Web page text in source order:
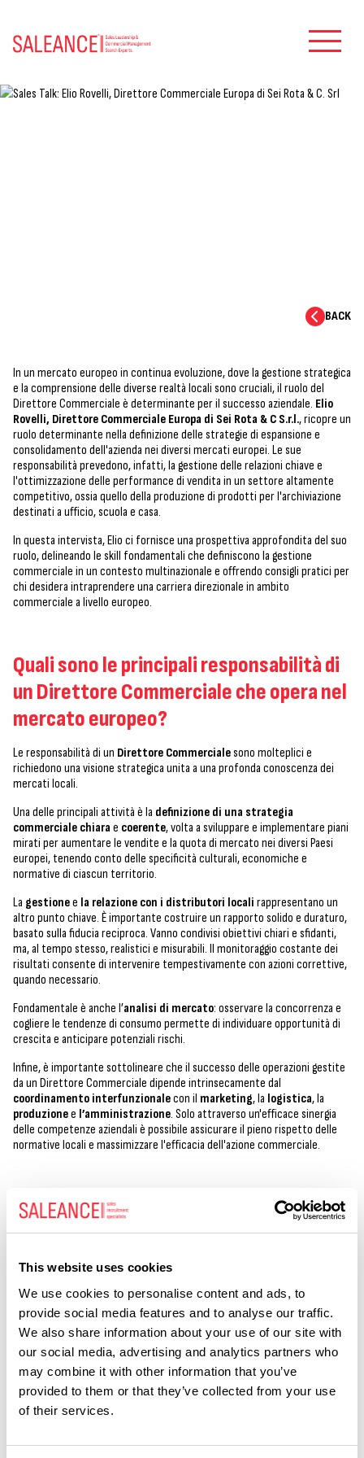
This website uses cookies
We use cookies to personalise content and ads, to
provide social media features and to analyse our traffic.
We also share information about your use of our site with
our social media, advertising and analytics partners who
may combine it with other information that you’ve
provided to them or that they’ve collected from your use
of their services.
BACK
In un mercato europeo in continua evoluzione, dove la gestione strategica
e la comprensione delle diverse realtà locali sono cruciali, il ruolo del
Direttore Commerciale è determinante per il successo aziendale. Elio
Rovelli, Direttore Commerciale Europa di Sei Rota & C S.r.l., ricopre un
ruolo determinante nella definizione delle strategie di espansione e
consolidamento dell'azienda nei diversi mercati europei. Le sue
responsabilità prevedono, infatti, la gestione delle relazioni chiave e
l'ottimizzazione delle performance di vendita in un settore altamente
competitivo, ossia quello della produzione di prodotti per l'archiviazione
destinati a ufficio, scuola e casa.
In questa intervista, Elio ci fornisce una prospettiva approfondita del suo
ruolo, delineando le skill fondamentali che definiscono la gestione
commerciale in un contesto multinazionale e offrendo consigli pratici per
chi desidera intraprendere una carriera direzionale in ambito
commerciale a livello europeo.
Quali sono le principali responsabilità di
un Direttore Commerciale che opera nel
mercato europeo?
Le responsabilità di un Direttore Commercialesono molteplici e
richiedono una visione strategica unita a una profonda conoscenza dei
mercati locali.
Una delle principali attività è la definizione di una strategia
commerciale chiara e coerente, volta a sviluppare e implementare piani
mirati per aumentare le vendite e la quota di mercato nei diversi Paesi
europei, tenendo conto delle specificità culturali, economiche e
normative di ciascun territorio.
La gestionee la relazione con i distributori locali rappresentano un
altro punto chiave. È importante costruire un rapporto solido e duraturo,
basato sulla fiducia reciproca. Vanno condivisi obiettivi chiari e sfidanti,
ma, al tempo stesso, realistici e misurabili. Il monitoraggio costante dei
risultati consente di intervenire tempestivamente con azioni correttive,
quando necessario.
Fondamentale è anche l’analisi di mercato: osservare la concorrenza e
cogliere le tendenze di consumo permette di individuare opportunità di
crescita e anticipare potenziali rischi.
Infine, è importante sottolineare che il successo delle operazioni gestite
da un Direttore Commerciale dipende intrinsecamente dal
coordinamento interfunzionalecon il marketing, la logistica, la
produzionee l’amministrazione. Solo attraverso un'efficace sinergia
delle competenze aziendali è possibile assicurare il pieno rispetto delle
normative locali e massimizzare l'efficacia dell'azione commerciale.
Quali sono le cinque skill fondamentali
per eccellere nel tuo ruolo?
Leadership : un Direttore Commerciale deve saper motivare,
obiettivi. La capacità di creare e promuovere una cultura della
performance è fondamentale.
Visione strategica : è cruciale possedere una forte visione
strategica per interpretare il mercato, anticipare i cambiamenti e
adattare proattivamente l'approccio commerciale alle nuove
dinamiche.
Competenze analitiche
rende possibile prendere decisioni efficaci e orientate al risultato,